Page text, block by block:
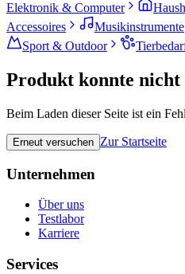
Elektronik & Computer
Accessoires
Musikinstrumente
Sport & Outdoor
Produkt konnte nicht
Beim Laden dieser Seite ist ein
Erneut versuchen Zur Startseite
Unternehmen
Über uns
Testlabor
Karriere
Services